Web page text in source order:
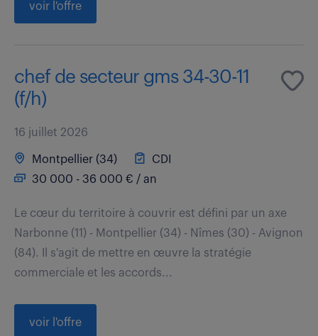
voir l'offre
chef de secteur gms 34-30-11
(f/h)
16 juillet 2026
Montpellier (34)
CDI
30 000 - 36 000 € / an
Le cœur du territoire à couvrir est défini par un axe
Narbonne (11) - Montpellier (34) - Nîmes (30) - Avignon
(84). Il s'agit de mettre en œuvre la stratégie
commerciale et les accords...
voir l'offre